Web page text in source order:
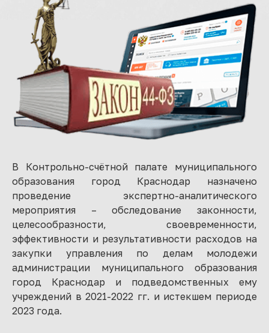
В Контрольно-счётной палате муниципального
образования город Краснодар назначено
проведение экспертно-аналитического
мероприятия – обследование законности,
целесообразности, своевременности,
эффективности и результативности расходов на
закупки управления по делам молодежи
администрации муниципального образования
город Краснодар и подведомственных ему
учреждений в 2021-2022 гг. и истекшем периоде
2023 года.